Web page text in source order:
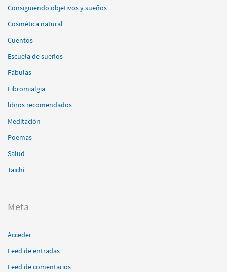
Consiguiendo objetivos y sueños
Cosmética natural
Cuentos
Escuela de sueños
Fábulas
Fibromialgia
libros recomendados
Meditación
Poemas
Salud
Taichí
Meta
Acceder
Feed de entradas
Feed de comentarios